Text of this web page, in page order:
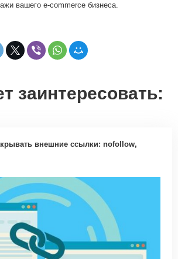
вашего e-commerce бизнеса.
заинтересовать:
внешние ссылки: nofollow,